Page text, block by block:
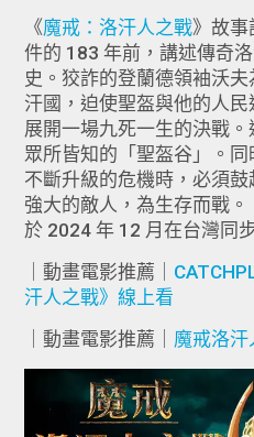
《魔戒：洛汗人之戰》故
件的 183 年前，講述傳奇
史。狡詐的登蘭德領袖沃
汗國，迫使聖盔與他的人民
展開一場九死一生的決戰
眾所皆知的「聖盔谷」。
不斷升級的危機時，必須
強大的敵人，為生存而戰
於 2024 年 12 月在台灣同
｜動畫電影推薦｜
汗人之戰》線上看
｜動畫電影推薦｜ 魔戒洛汗